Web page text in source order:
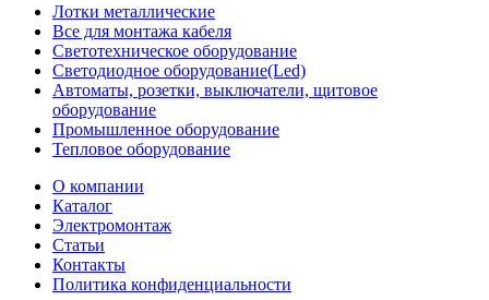
Лотки металлические
Все для монтажа кабеля
Светотехническое оборудование
Светодиодное оборудование(Led)
Автоматы, розетки, выключатели, щитовое
оборудование
Промышленное оборудование
Тепловое оборудование
О компании
Каталог
Электромонтаж
Статьи
Контакты
Политика конфиденциальности